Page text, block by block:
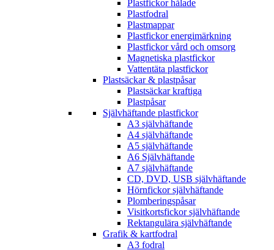
Plastfickor hålade
Plastfodral
Plastmappar
Plastfickor energimärkning
Plastfickor vård och omsorg
Magnetiska plastfickor
Vattentäta plastfickor
Plastsäckar & plastpåsar
Plastsäckar kraftiga
Plastpåsar
Självhäftande plastfickor
A3 självhäftande
A4 självhäftande
A5 självhäftande
A6 Självhäftande
A7 självhäftande
CD, DVD, USB självhäftande
Hörnfickor självhäftande
Plomberingspåsar
Visitkortsfickor självhäftande
Rektangulära självhäftande
Grafik & kartfodral
A3 fodral